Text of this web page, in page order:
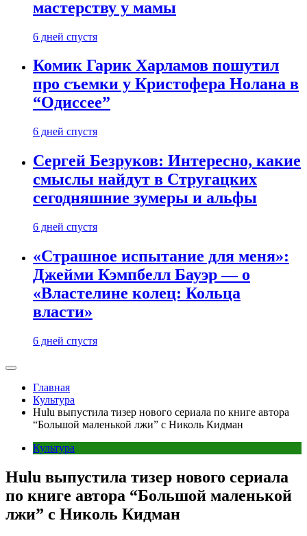
мастерству у мамы
6 дней спустя
Комик Гарик Харламов пошутил
про съемки у Кристофера Нолана в
“Одиссее”
6 дней спустя
Сергей Безруков: Интересно, какие
смыслы найдут в Стругацких
сегодняшние зумеры и альфы
6 дней спустя
«Страшное испытание для меня»:
Джейми Кэмпбелл Бауэр — о
«Властелине колец: Кольца
власти»
6 дней спустя
Главная
Культура
Hulu выпустила тизер нового сериала по книге автора
“Большой маленькой лжи” с Николь Кидман
Культура
Hulu выпустила тизер нового сериала
по книге автора “Большой маленькой
лжи” с Николь Кидман